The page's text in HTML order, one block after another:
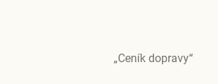
„Ceník dopravy“